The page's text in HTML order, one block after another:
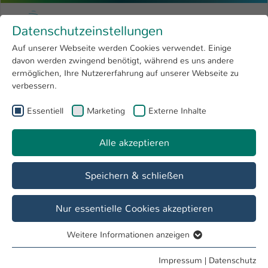
Menu
Forschung 4
Open submenu
Hochschule
International
Zum Hauptinhalt springen
Hochschule Kaiserslautern
Sie sind hier: Informatik und Mikrosystemtechnik
Fachbereich
Übersicht Fachbereich
Bachelor Studiengänge
Angewandte Informatik
Datenschutzeinstellungen
Auf unserer Webseite werden Cookies verwendet. Einige
davon werden zwingend benötigt, während es uns andere
ermöglichen, Ihre Nutzererfahrung auf unserer Webseite zu
verbessern.
Essentiell Marketing Externe Inhalte
Alle akzeptieren
Speichern & schließen
Nur essentielle Cookies akzeptieren
Essentielle Cookies werden für grundlegende Funktionen
Weitere Informationen anzeigen
Impressum | Datenschutz